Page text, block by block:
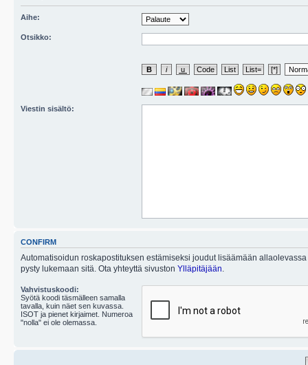
Aihe:
Otsikko:
Viestin sisältö:
CONFIRM
Automatisoidun roskapostituksen estämiseksi joudut lisäämään
pysty lukemaan sitä. Ota yhteyttä sivuston Ylläpitäjään
Vahvistuskoodi:
Syötä koodi täsmälleen samalla
tavalla, kuin näet sen kuvassa.
ISOT ja pienet kirjaimet. Numeroa
"nolla" ei ole olemassa.